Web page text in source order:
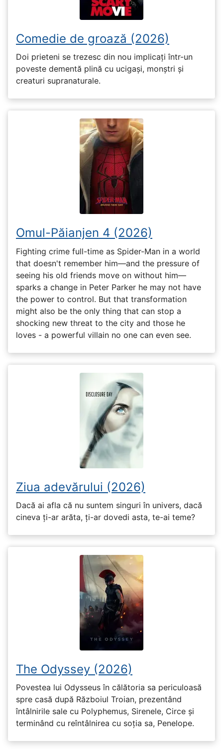
Comedie de groază (2026)
Doi prieteni se trezesc din nou implicați într-un
poveste dementă plină cu ucigași, monștri și
creaturi supranaturale.
Omul-Păianjen 4 (2026)
Fighting crime full-time as Spider-Man in a world
that doesn't remember him—and the pressure of
seeing his old friends move on without him—
sparks a change in Peter Parker he may not have
the power to control. But that transformation
might also be the only thing that can stop a
shocking new threat to the city and those he
loves - a powerful villain no one can even see.
Ziua adevărului (2026)
Dacă ai afla că nu suntem singuri în univers, dacă
cineva ți-ar arăta, ți-ar dovedi asta, te-ai teme?
The Odyssey (2026)
Povestea lui Odysseus în călătoria sa periculoasă
spre casă după Războiul Troian, prezentând
întâlnirile sale cu Polyphemus, Sirenele, Circe și
terminând cu reîntâlnirea cu soția sa, Penelope.